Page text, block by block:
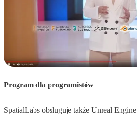
Program dla programistów
SpatialLabs obsługuje także Unreal